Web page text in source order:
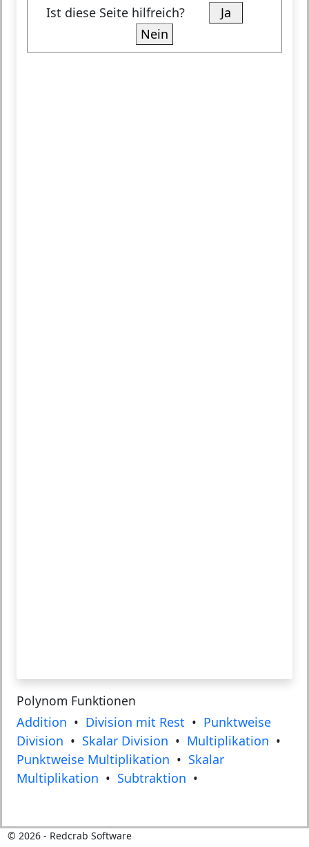
Ist diese Seite hilfreich?
Ja
Nein
Polynom Funktionen
Addition • Division mit Rest • Punktweise
Division • Skalar Division • Multiplikation •
Punktweise Multiplikation • Skalar
Multiplikation • Subtraktion •
© 2026- Redcrab Software